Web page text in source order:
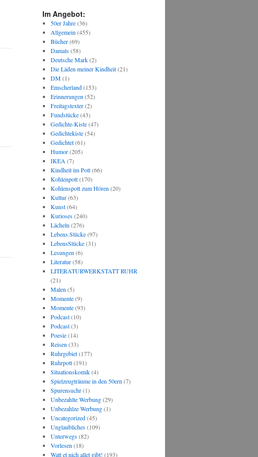
Im Angebot:
50er Jahre(36)
Allgemein(455)
Bücher(69)
Damals(58)
Deutsche Mark(2)
Die Läden meiner Kindheit(21)
DM(1)
Emscherland(153)
Erinnerungen(52)
Freitagstexter(2)
Fundstücke(43)
Gedichte-Kiste(47)
Gedichtekiste(54)
Gedichtet(61)
Humor(205)
IKEA(7)
Kindheit im Pott(66)
Kohlenpott(170)
Kohlenspott zum Hören(20)
Kultur(63)
Kunst(64)
Kurioses(240)
Lächeln(276)
Lebens.Stücke(97)
LebensStücke(31)
Lesungen(6)
Literatur(58)
LITERATURWERKSTATT RUHR
(21)
Malen(5)
Momente(9)
Momente(93)
Podcast(10)
Podcast(3)
Poesie(14)
Reisen(33)
Ruhrgebiet(177)
Ruhrpott(191)
Situationskomik(4)
Spielzeugträume in den 50ern(7)
Spurensuchr(1)
Unbezahlte Werbung(29)
Unbezahlze Werbung(1)
Uncategorized(45)
Unglaubliches(109)
Unterwegs(82)
Vorlesen(18)
Watt et nich allet gibt! (193)